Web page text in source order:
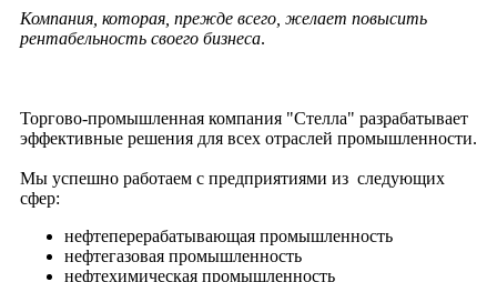
Компания, которая, прежде всего, желает повысить
рентабельность своего бизнеса.
Торгово-промышленная компания "Стелла" разрабатывает
эффективные решения для всех отраслей промышленности.
Мы успешно работаем с предприятиями из следующих
сфер:
нефтеперерабатывающая промышленность
нефтегазовая промышленность
нефтехимическая промышленность